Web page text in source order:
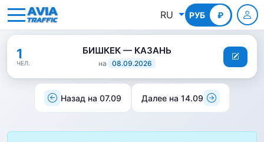
RU РУБ ₽
КГС
1
ЧЕЛ.
БИШКЕК — КАЗАНЬ
на 08.09.2026
Назад на 07.09 Далее на 14.09